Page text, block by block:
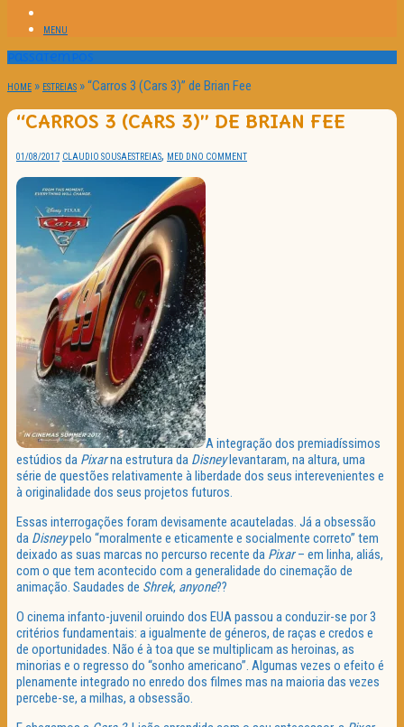
MENU
Passatempos
HOME » ESTREIAS »“Carros 3 (Cars 3)” de Brian Fee
“CARROS 3 (CARS 3)” DE BRIAN FEE
01/08/2017 CLAUDIO SOUSAESTREIAS, MED D NO COMMENT
A integração dos premiadíssimos
estúdios da Pixarna estrutura da Disneylevantaram, na altura, uma
série de questões relativamente à liberdade dos seus interevenientes e
à originalidade dos seus projetos futuros.
Essas interrogações foram devisamente acauteladas. Já a obsessão
da Disneypelo “moralmente e eticamente e socialmente correto” tem
deixado as suas marcas no percurso recente da Pixar– em linha, aliás,
com o que tem acontecido com a generalidade do cinemação de
animação. Saudades de Shrek, anyone??
O cinema infanto-juvenil oruindo dos EUA passou a conduzir-se por 3
critérios fundamentais: a igualmente de géneros, de raças e credos e
de oportunidades. Não é à toa que se multiplicam as heroinas, as
minorias e o regresso do “sonho americano”. Algumas vezes o efeito é
plenamente integrado no enredo dos filmes mas na maioria das vezes
percebe-se, a milhas, a obsessão.